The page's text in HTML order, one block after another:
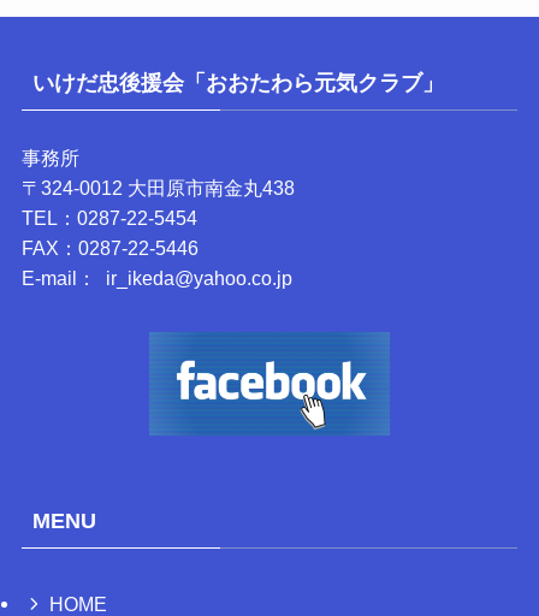
いけだ忠後援会「おおたわら元気クラブ」
事務所
〒324-0012 大田原市南金丸438
TEL：0287-22-5454
FAX：0287-22-5446
E-mail： ir_ikeda@yahoo.co.jp
MENU
HOME